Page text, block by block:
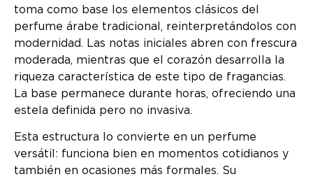
toma como base los elementos clásicos del
perfume árabe tradicional, reinterpretándolos con
modernidad. Las notas iniciales abren con frescura
moderada, mientras que el corazón desarrolla la
riqueza característica de este tipo de fragancias.
La base permanece durante horas, ofreciendo una
estela definida pero no invasiva.
Esta estructura lo convierte en un perfume
versátil: funciona bien en momentos cotidianos y
también en ocasiones más formales. Su